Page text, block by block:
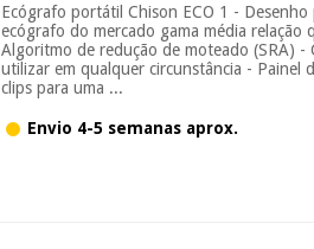
Ecógrafo portátil Chison ECO 1 -
ecógrafo do mercado gama média relação
Algoritmo de redução de moteado (SRA)
utilizar em qualquer circunstância -
clips para uma ...
Envio 4-5 semanas aprox.